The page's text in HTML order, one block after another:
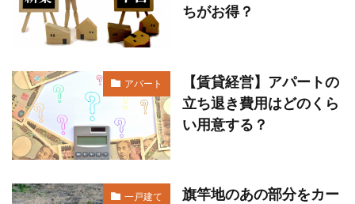
ちがお得？
アパート
【賃貸経営】アパートの
立ち退き費用はどのくら
い用意する？
一戸建て
旗竿地のあの部分をカー